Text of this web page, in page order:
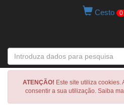
Cesto 0
ATENÇÃO! Este site utiliza cookies.
consentir a sua utilização. Saiba